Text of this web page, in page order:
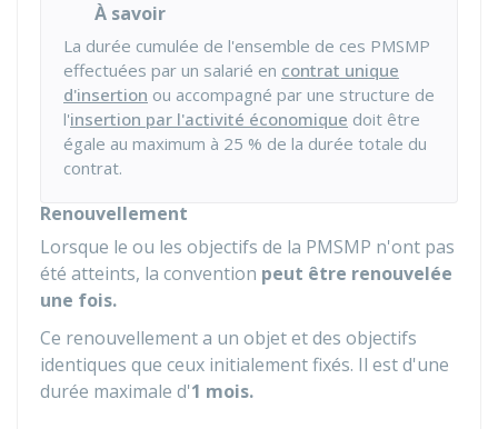
À savoir
La durée cumulée de l'ensemble de ces PMSMP
effectuées par un salarié en contrat unique
d'insertion ou accompagné par une structure de
l'insertion par l'activité économique doit être
égale au maximum à 25 % de la durée totale du
contrat.
Renouvellement
Lorsque le ou les objectifs de la PMSMP n'ont pas
été atteints, la convention peut être renouvelée
une fois.
Ce renouvellement a un objet et des objectifs
identiques que ceux initialement fixés. Il est d'une
durée maximale d'1 mois.